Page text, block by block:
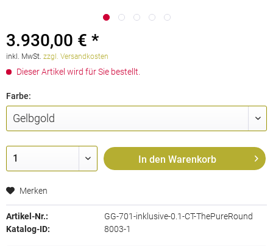
3.930,00 € *
inkl. MwSt. zzgl. Versandkosten
Dieser Artikel wird für Sie bestellt.
Farbe:
In den Warenkorb
Merken
Artikel-Nr.:
GG-701-inklusive-0.1-CT-ThePureRound
Katalog-ID:
8003-1